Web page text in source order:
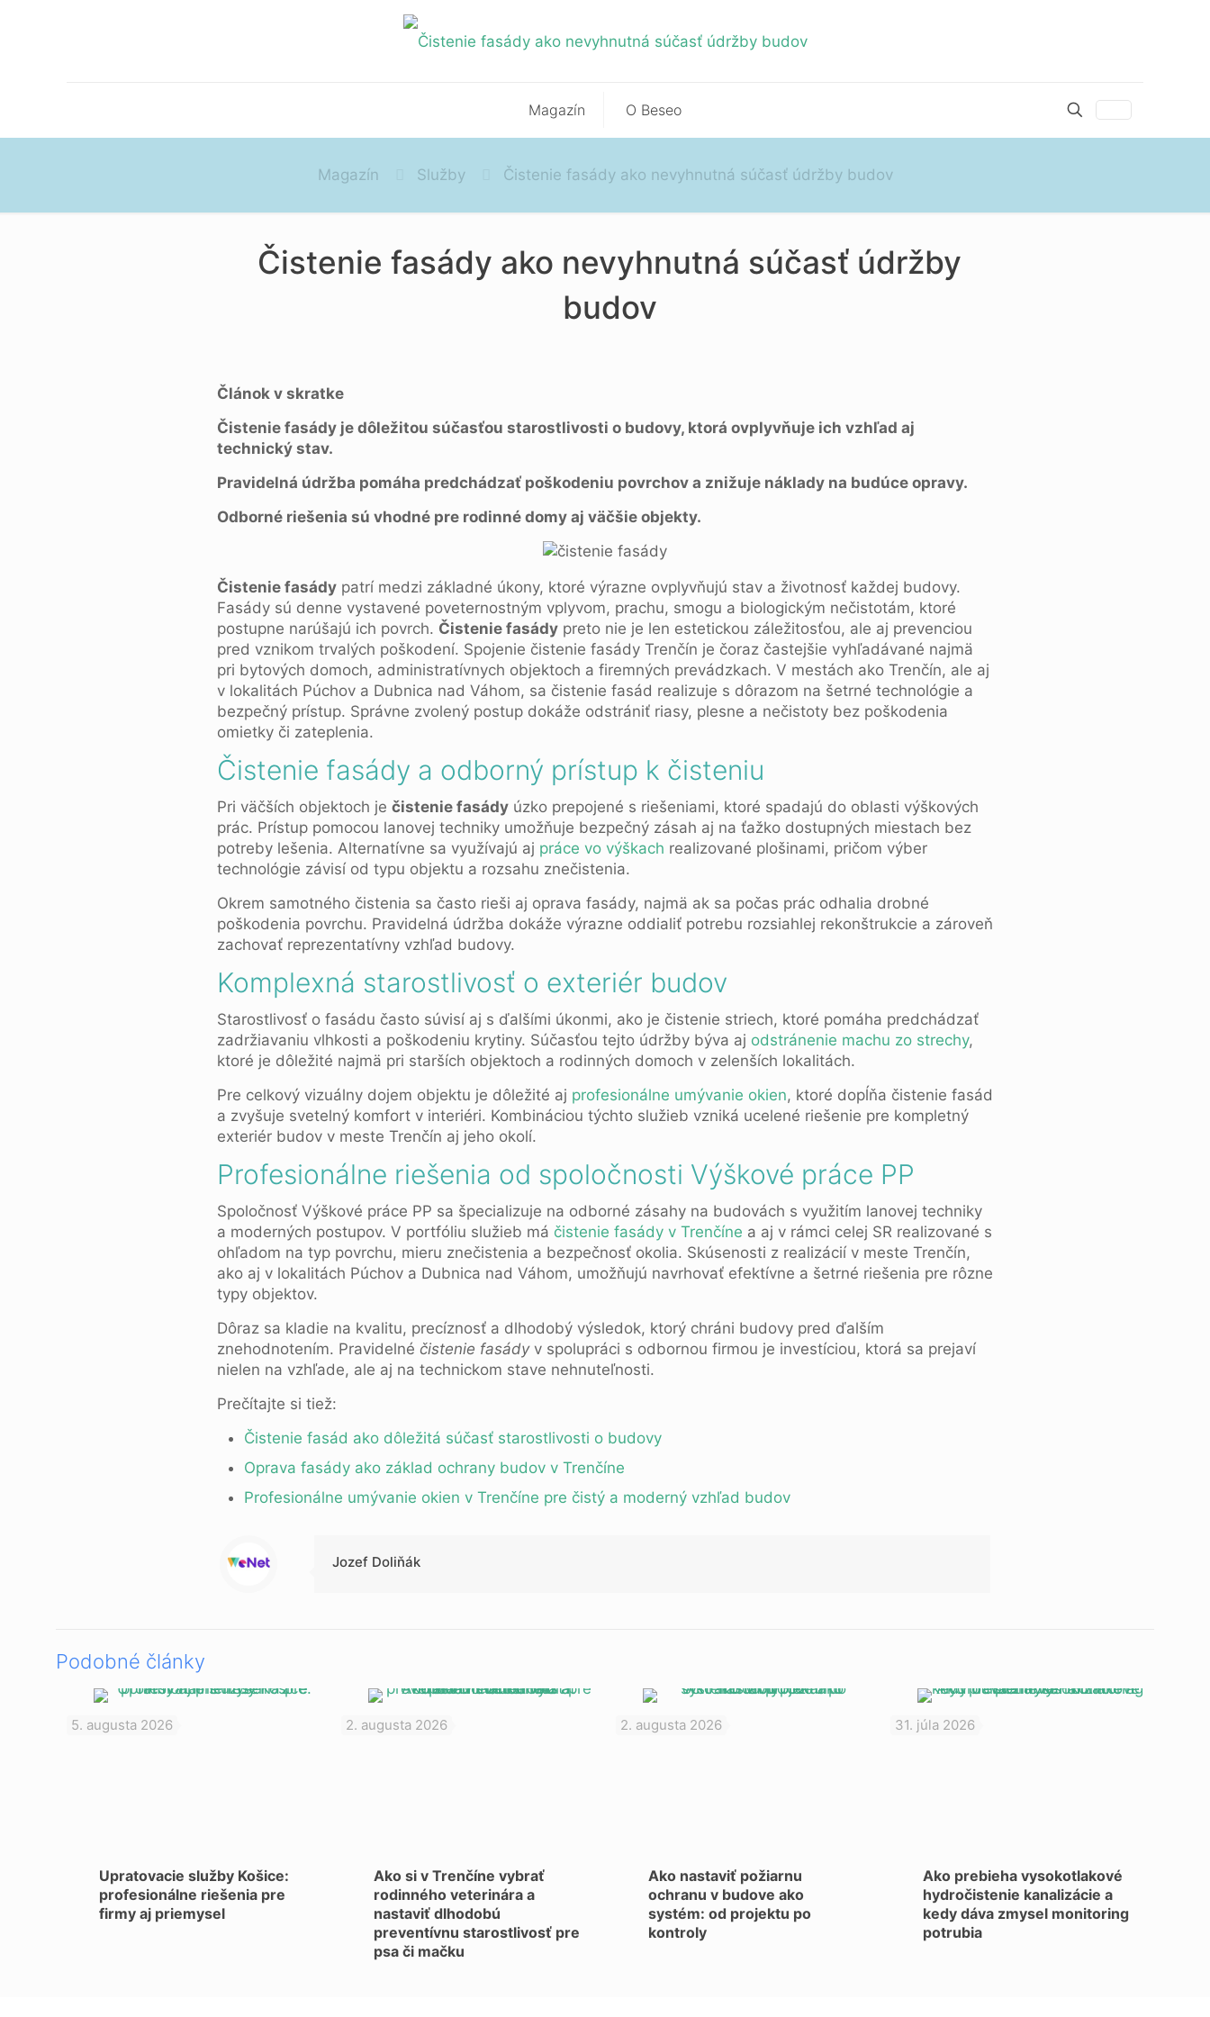
Magazín O Beseo
Magazín Služby Čistenie fasády ako nevyhnutná súčasť údržby budov
Čistenie fasády ako nevyhnutná súčasť údržby
budov
Článok v skratke
Čistenie fasády je dôležitou súčasťou starostlivosti o budovy, ktorá ovplyvňuje ich vzhľad aj
technický stav.
Pravidelná údržba pomáha predchádzať poškodeniu povrchov a znižuje náklady na budúce opravy.
Odborné riešenia sú vhodné pre rodinné domy aj väčšie objekty.
Čistenie fasádypatrí medzi základné úkony, ktoré výrazne ovplyvňujú stav a životnosť každej budovy.
Fasády sú denne vystavené poveternostným vplyvom, prachu, smogu a biologickým nečistotám, ktoré
postupne narúšajú ich povrch. Čistenie fasádypreto nie je len estetickou záležitosťou, ale aj prevenciou
pred vznikom trvalých poškodení. Spojenie čistenie fasády Trenčín je čoraz častejšie vyhľadávané najmä
pri bytových domoch, administratívnych objektoch a firemných prevádzkach. V mestách ako Trenčín, ale aj
v lokalitách Púchov a Dubnica nad Váhom, sa čistenie fasád realizuje s dôrazom na šetrné technológie a
bezpečný prístup. Správne zvolený postup dokáže odstrániť riasy, plesne a nečistoty bez poškodenia
omietky či zateplenia.
Čistenie fasády a odborný prístup k čisteniu
Pri väčších objektoch je čistenie fasádyúzko prepojené s riešeniami, ktoré spadajú do oblasti výškových
prác. Prístup pomocou lanovej techniky umožňuje bezpečný zásah aj na ťažko dostupných miestach bez
potreby lešenia. Alternatívne sa využívajú aj práce vo výškach realizované plošinami, pričom výber
technológie závisí od typu objektu a rozsahu znečistenia.
Okrem samotného čistenia sa často rieši aj oprava fasády, najmä ak sa počas prác odhalia drobné
poškodenia povrchu. Pravidelná údržba dokáže výrazne oddialiť potrebu rozsiahlej rekonštrukcie a zároveň
zachovať reprezentatívny vzhľad budovy.
Komplexná starostlivosť o exteriér budov
Starostlivosť o fasádu často súvisí aj s ďalšími úkonmi, ako je čistenie striech, ktoré pomáha predchádzať
zadržiavaniu vlhkosti a poškodeniu krytiny. Súčasťou tejto údržby býva aj odstránenie machu zo strechy,
ktoré je dôležité najmä pri starších objektoch a rodinných domoch v zelenších lokalitách.
Pre celkový vizuálny dojem objektu je dôležité aj profesionálne umývanie okien, ktoré dopĺňa čistenie fasád
a zvyšuje svetelný komfort v interiéri. Kombináciou týchto služieb vzniká ucelené riešenie pre kompletný
exteriér budov v meste Trenčín aj jeho okolí.
Profesionálne riešenia od spoločnosti Výškové práce PP
Spoločnosť Výškové práce PP sa špecializuje na odborné zásahy na budovách s využitím lanovej techniky
a moderných postupov. V portfóliu služieb má čistenie fasády v Trenčíne a aj v rámci celej SR realizované s
ohľadom na typ povrchu, mieru znečistenia a bezpečnosť okolia. Skúsenosti z realizácií v meste Trenčín,
ako aj v lokalitách Púchov a Dubnica nad Váhom, umožňujú navrhovať efektívne a šetrné riešenia pre rôzne
typy objektov.
Dôraz sa kladie na kvalitu, precíznosť a dlhodobý výsledok, ktorý chráni budovy pred ďalším
znehodnotením. Pravidelné čistenie fasádyv spolupráci s odbornou firmou je investíciou, ktorá sa prejaví
nielen na vzhľade, ale aj na technickom stave nehnuteľnosti.
Prečítajte si tiež:
Čistenie fasád ako dôležitá súčasť starostlivosti o budovy
Oprava fasády ako základ ochrany budov v Trenčíne
Profesionálne umývanie okien v Trenčíne pre čistý a moderný vzhľad budov
Jozef Doliňák
Podobné články
5. augusta 2026
Upratovacie služby Košice:
profesionálne riešenia pre
firmy aj priemysel
2. augusta 2026
Ako si v Trenčíne vybrať
rodinného veterinára a
nastaviť dlhodobú
preventívnu starostlivosť pre
psa či mačku
2. augusta 2026
Ako nastaviť požiarnu
ochranu v budove ako
systém: od projektu po
kontroly
31. júla 2026
Ako prebieha vysokotlakové
hydročistenie kanalizácie a
kedy dáva zmysel monitoring
potrubia